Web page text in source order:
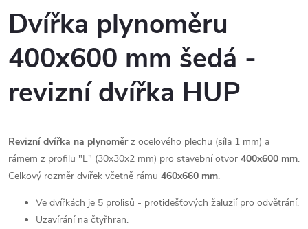
Dvířka plynoměru
400x600 mm šedá -
revizní dvířka HUP
Revizní dvířka na plynoměrz ocelového plechu (síla 1 mm) a
rámem z profilu "L" (30x30x2 mm) pro stavební otvor 400x600 mm.
Celkový rozměr dvířek včetně rámu 460x660 mm.
Ve dvířkách je 5 prolisů - protidešťových žaluzií pro odvětrání.
Uzavírání na čtyřhran.